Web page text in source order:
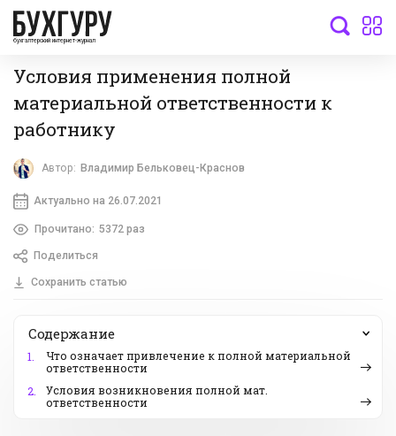
бухгалтерский интернет-журнал
Условия применения полной
материальной ответственности к
работнику
Автор: Владимир Бельковец-Краснов
Актуально на 26.07.2021
Прочитано: 5372 раз
Поделиться
Сохранить статью
Содержание
1.
Что означает привлечение к полной материальной
ответственности
2.
Условия возникновения полной мат.
ответственности